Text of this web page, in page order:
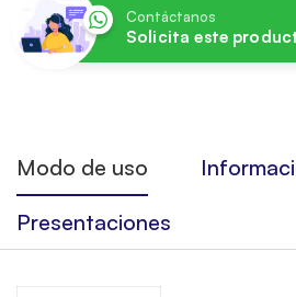
Contáctanos
Solicita este
Modo de uso
Presentaciones